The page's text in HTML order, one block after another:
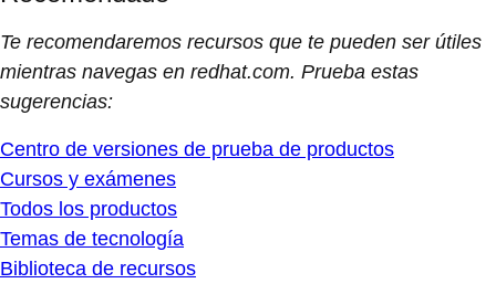
Te recomendaremos recursos que te pueden ser útiles
mientras navegas en redhat.com. Prueba estas
sugerencias:
Centro de versiones de prueba de productos
Cursos y exámenes
Todos los productos
Temas de tecnología
Biblioteca de recursos